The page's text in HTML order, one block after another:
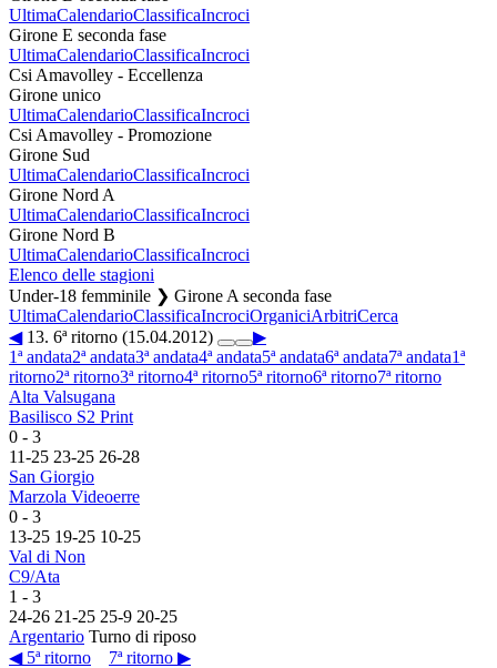
UltimaCalendarioClassificaIncroci
Girone E seconda fase
UltimaCalendarioClassificaIncroci
Csi Amavolley - Eccellenza
Girone unico
UltimaCalendarioClassificaIncroci
Csi Amavolley - Promozione
Girone Sud
UltimaCalendarioClassificaIncroci
Girone Nord A
UltimaCalendarioClassificaIncroci
Girone Nord B
UltimaCalendarioClassificaIncroci
Elenco delle stagioni
Under-18 femminile ❯ Girone A seconda fase
UltimaCalendarioClassificaIncrociOrganiciArbitriCerca
◀13. 6ª ritorno (15.04.2012)
▶
1ª andata2ª andata3ª andata4ª andata5ª andata6ª andata7ª andata1ª
ritorno2ª ritorno3ª ritorno4ª ritorno5ª ritorno6ª ritorno7ª ritorno
Alta Valsugana
Basilisco S2 Print
0 - 3
11-25 23-25 26-28
San Giorgio
Marzola Videoerre
0 - 3
13-25 19-25 10-25
Val di Non
C9/Ata
1 - 3
24-26 21-25 25-9 20-25
Argentario Turno di riposo
◀ 5ª ritorno
7ª ritorno ▶